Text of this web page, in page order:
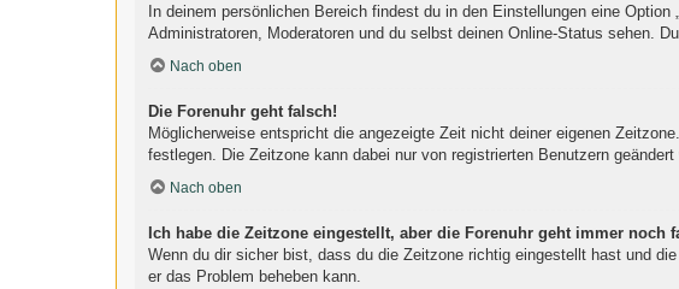
In deinem persönlichen Bereich findest du in den Einstellungen eine
Administratoren, Moderatoren und du selbst deinen Online-Status sehen.
Nach oben
Die Forenuhr geht falsch!
Möglicherweise entspricht die angezeigte Zeit nicht deiner eigenen
festlegen. Die Zeitzone kann dabei nur von registrierten Benutzern
Nach oben
Ich habe die Zeitzone eingestellt, aber die Forenuhr geht immer noch
Wenn du dir sicher bist, dass du die Zeitzone richtig eingestellt hast und
er das Problem beheben kann.